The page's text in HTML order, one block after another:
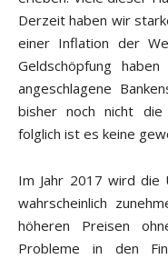
Derzeit haben wir
einer Inflation der
Geldschöpfung
angeschlagene
bisher noch nicht die
folglich ist es keine
Im Jahr 2017 wird die
wahrscheinlich
höheren Preisen
Probleme in den